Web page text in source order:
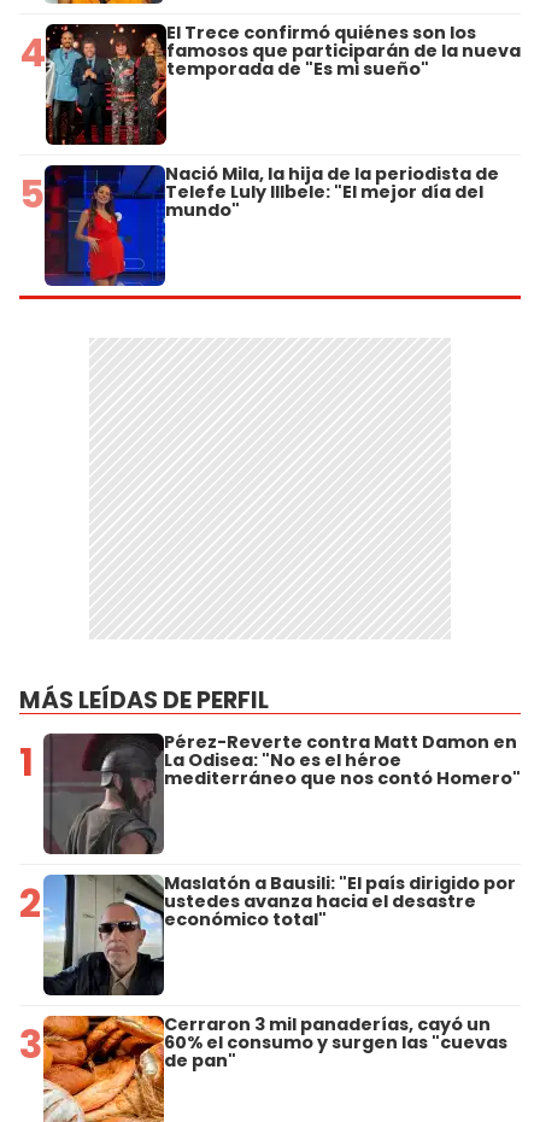
4 El Trece confirmó quiénes son los
famosos que participarán de la nueva
temporada de "Es mi sueño"
5 Nació Mila, la hija de la periodista de
Telefe Luly Illbele: "El mejor día del
mundo"
MÁS LEÍDAS DE PERFIL
1 Pérez-Reverte contra Matt Damon en
La Odisea: "No es el héroe
mediterráneo que nos contó Homero"
2 Maslatón a Bausili: "El país dirigido por
ustedes avanza hacia el desastre
económico total"
3 Cerraron 3 mil panaderías, cayó un
60% el consumo y surgen las "cuevas
de pan"